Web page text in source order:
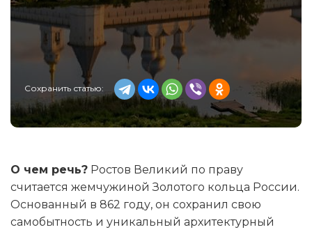
Сохранить статью:
О чем речь? Ростов Великий по праву
считается жемчужиной Золотого кольца России.
Основанный в 862 году, он сохранил свою
самобытность и уникальный архитектурный